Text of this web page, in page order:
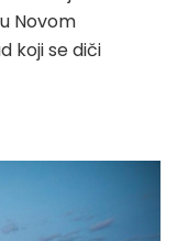
Novom
koji se diči